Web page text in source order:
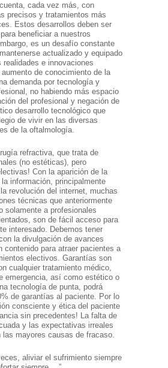
cada vez más, con
precisos y tratamientos más
Estos desarrollos deben ser
beneficiar a nuestros
es un desafío constante
actualizado y equipado
realidades e innovaciones
de conocimiento de la
demanda por tecnología y
no habiendo más espacio
del profesional y negación de
desarrollo tecnológico que
de vivir en las diversas
de la oftalmología.
refractiva, que trata de
(no estéticas), pero
Con la aparición de la
información, principalmente
revolución del internet, muchas
técnicas que anteriormente
solamente a profesionales
son de fácil acceso para
interesado. Debemos tener
la divulgación de avances
contenido para atraer pacientes a
electivos. Garantías son
cualquier tratamiento médico,
emergencia, así como estético o
tecnología de punta, podrá
de garantías al paciente. Por lo
consciente y ética del paciente
sin precedentes! La falta de
y las expectativas irreales
las mayores causas de fracaso.
aliviar el sufrimiento siempre